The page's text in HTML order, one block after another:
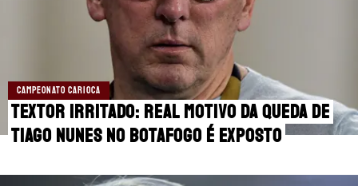
RANKINGS
FUTEBOL EUROPEU
FUTEBOL BRASILEIRO
CAMPEONATO CARIOCA
Textor irritado: Real motivo da queda de
Tiago Nunes no Botafogo é exposto